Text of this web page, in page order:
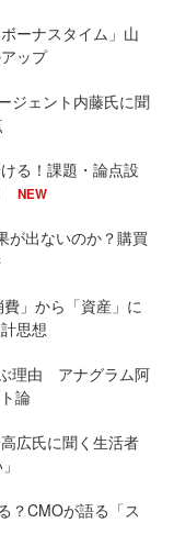
ーナスタイム」山
ップ
ジェント内藤氏に聞
る！課題・論点設
NEW
が出ないのか？購買
」から「資産」に
思想
理由 アナグラム阿
論
広氏に聞く生活者
？CMOが語る「ス